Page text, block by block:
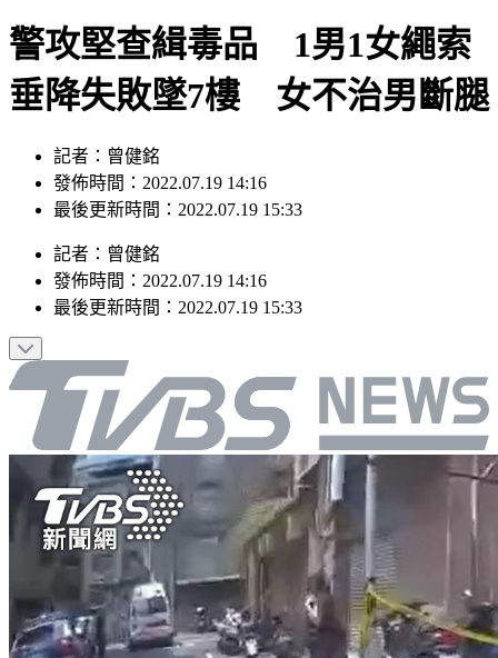
警攻堅查緝毒品 1男1女繩索
垂降失敗墜7樓 女不治男斷腿
記者：曾健銘
發佈時間：2022.07.19 14:16
記者：曾健銘
發佈時間：2022.07.19 14:16